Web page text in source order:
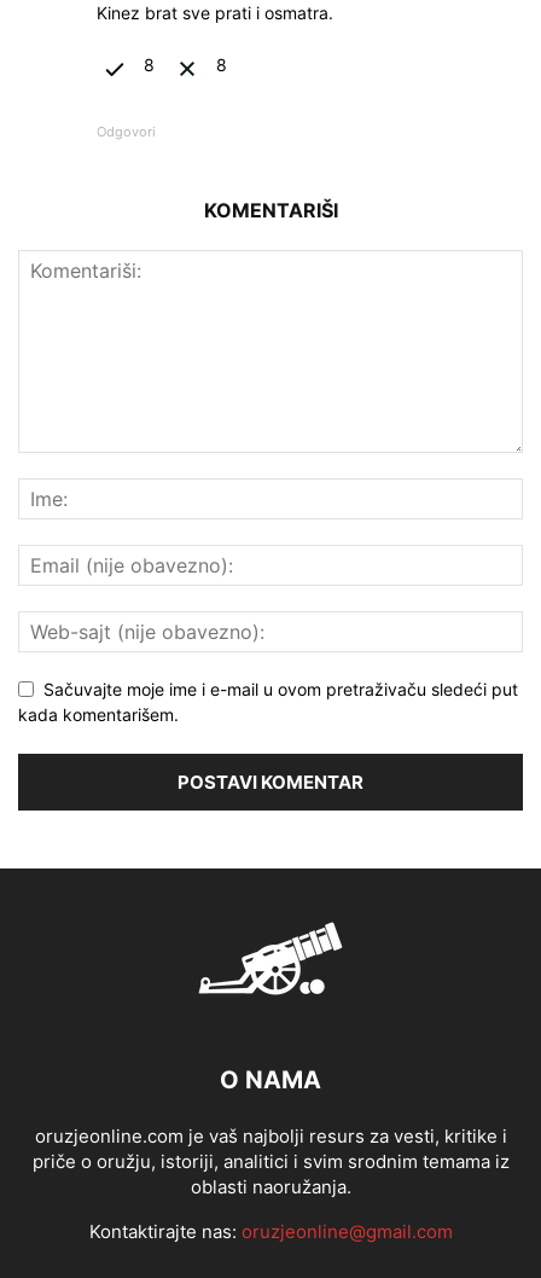
Kinez brat sve prati i osmatra.
8 8
Odgovori
KOMENTARIŠI
Sačuvajte moje ime i e-mail u ovom pretraživaču sledeći put
kada komentarišem.
O NAMA
oruzjeonline.com je vaš najbolji resurs za vesti, kritike i
priče o oružju, istoriji, analitici i svim srodnim temama iz
oblasti naoružanja.
Kontaktirajte nas: oruzjeonline@gmail.com